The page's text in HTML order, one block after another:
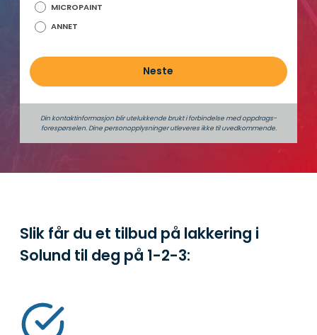
MICROPAINT
ANNET
Neste
Din kontaktinformasjon blir utelukkende brukt i forbindelse med oppdrags­
forespørselen. Dine person­­opplysninger utleveres ikke til uvedkommende.
Slik får du et tilbud på lakkering i
Solund til deg på 1-2-3: